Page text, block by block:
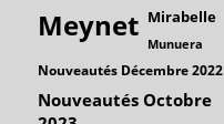
Meynet Mirabelle
Munuera
Nouveautés Décembre 2022
Nouveautés Octobre